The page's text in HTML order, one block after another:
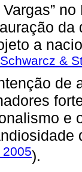
a
Schwarcz &
de
e
).